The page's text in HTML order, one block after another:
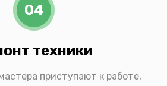
04
техники
приступают к работе,